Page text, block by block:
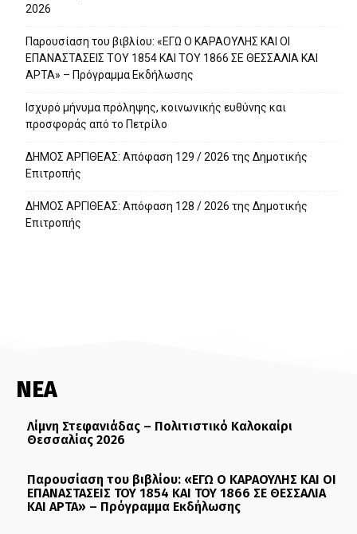
2026
Παρουσίαση του βιβλίου: «ΕΓΩ Ο ΚΑΡΑΟΥΛΗΣ ΚΑΙ ΟΙ
ΕΠΑΝΑΣΤΑΣΕΙΣ ΤΟΥ 1854 ΚΑΙ ΤΟΥ 1866 ΣΕ ΘΕΣΣΑΛΙΑ ΚΑΙ
ΑΡΤΑ» – Πρόγραμμα Εκδήλωσης
Ισχυρό μήνυμα πρόληψης, κοινωνικής ευθύνης και
προσφοράς από το Πετρίλο
ΔΗΜΟΣ ΑΡΓΙΘΕΑΣ: Απόφαση 129 / 2026 της Δημοτικής
Επιτροπής
ΔΗΜΟΣ ΑΡΓΙΘΕΑΣ: Απόφαση 128 / 2026 της Δημοτικής
Επιτροπής
ΝΕΑ
Λίμνη Στεφανιάδας – Πολιτιστικό Καλοκαίρι
Θεσσαλίας 2026
Παρουσίαση του βιβλίου: «ΕΓΩ Ο ΚΑΡΑΟΥΛΗΣ ΚΑΙ ΟΙ
ΕΠΑΝΑΣΤΑΣΕΙΣ ΤΟΥ 1854 ΚΑΙ ΤΟΥ 1866 ΣΕ ΘΕΣΣΑΛΙΑ
ΚΑΙ ΑΡΤΑ» – Πρόγραμμα Εκδήλωσης